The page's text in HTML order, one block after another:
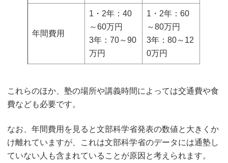
年間費用
1・2年：40
～60万円
3年：70～90
万円
1・2年：60
～80万円
3年：80～12
0万円
これらのほか、塾の場所や講義時間によっては交通費や食
費なども必要です。
なお、年間費用を見ると文部科学省発表の数値と大きくか
け離れていますが、これは文部科学省のデータには通塾し
ていない人も含まれていることが原因と考えられます。